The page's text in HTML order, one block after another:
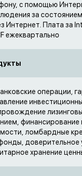
с помощью
за
Интернет. Плата за
ежеквартально
операции,
финансирование
ломбардные
доверительное
хранение